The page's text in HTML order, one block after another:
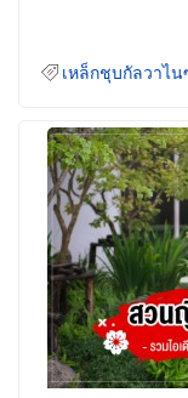
เหล็กชุบกัลวาไน